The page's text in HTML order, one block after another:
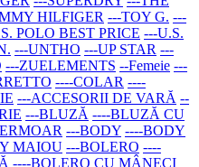
HILFIGER ---TOY G. ---
POLO BEST PRICE ---U.S.
---UNTHO ---UP STAR ---
---ZUELEMENTS --Femeie ---
----COLAR ----
---ACCESORII DE VARĂ --
---BLUZĂ ----BLUZĂ CU
---BODY ----BODY
MAIOU ---BOLERO ----
----BOLERO CU MÂNECI